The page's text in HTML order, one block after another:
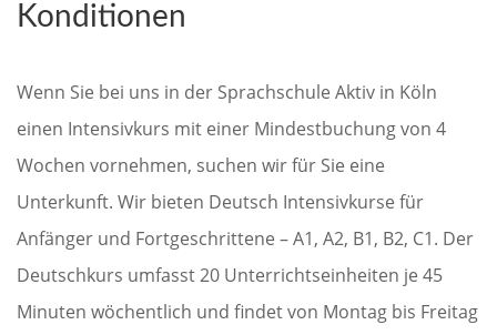
Konditionen
Wenn Sie bei uns in der Sprachschule Aktiv in Köln
einen Intensivkurs mit einer Mindestbuchung von 4
Wochen vornehmen, suchen wir für Sie eine
Unterkunft. Wir bieten Deutsch Intensivkurse für
Anfänger und Fortgeschrittene – A1, A2, B1, B2, C1. Der
Deutschkurs umfasst 20 Unterrichtseinheiten je 45
Minuten wöchentlich und findet von Montag bis Freitag